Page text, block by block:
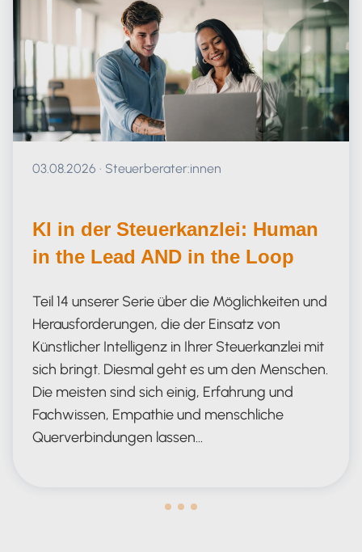
Veröffentlicht am 03.08.2026
03.08.2026 · Steuerberater:innen
KI in der Steuerkanzlei: Human
in the Lead AND in the Loop
Teil 14 unserer Serie über die Möglichkeiten und
Herausforderungen, die der Einsatz von
Künstlicher Intelligenz in Ihrer Steuerkanzlei mit
sich bringt. Diesmal geht es um den Menschen.
Die meisten sind sich einig, Erfahrung und
Fachwissen, Empathie und menschliche
Querverbindungen lassen…